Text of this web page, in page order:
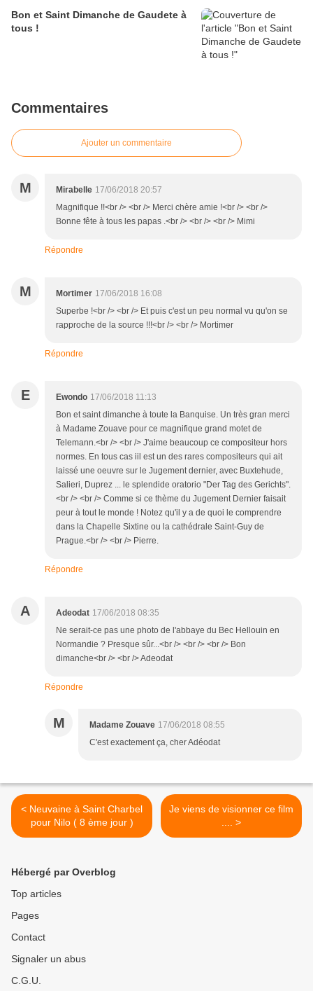
Bon et Saint Dimanche de Gaudete à
tous !
Commentaires
Ajouter un commentaire
M Mirabelle 17/06/2018 20:57
Magnifique !!<br /> <br /> Merci chère amie !<br /> <br />
Bonne fête à tous les papas .<br /> <br /> <br /> Mimi
Répondre
M Mortimer 17/06/2018 16:08
Superbe !<br /> <br /> Et puis c'est un peu normal vu qu'on se
rapproche de la source !!!<br /> <br /> Mortimer
Répondre
E Ewondo 17/06/2018 11:13
Bon et saint dimanche à toute la Banquise. Un très gran merci
à Madame Zouave pour ce magnifique grand motet de
Telemann.<br /> <br /> J'aime beaucoup ce compositeur hors
normes. En tous cas iil est un des rares compositeurs qui ait
laissé une oeuvre sur le Jugement dernier, avec Buxtehude,
Salieri, Duprez ... le splendide oratorio "Der Tag des Gerichts".
<br /> <br /> Comme si ce thème du Jugement Dernier faisait
peur à tout le monde ! Notez qu'il y a de quoi le comprendre
dans la Chapelle Sixtine ou la cathédrale Saint-Guy de
Prague.<br /> <br /> Pierre.
Répondre
A Adeodat 17/06/2018 08:35
Ne serait-ce pas une photo de l'abbaye du Bec Hellouin en
Normandie ? Presque sûr...<br /> <br /> <br /> Bon
dimanche<br /> <br /> Adeodat
Répondre
M Madame Zouave 17/06/2018 08:55
C'est exactement ça, cher Adéodat
< Neuvaine à Saint Charbel
pour Nilo ( 8 ème jour )
Je viens de visionner ce film
.... >
Hébergé par Overblog
Top articles
Pages
Contact
Signaler un abus
C.G.U.